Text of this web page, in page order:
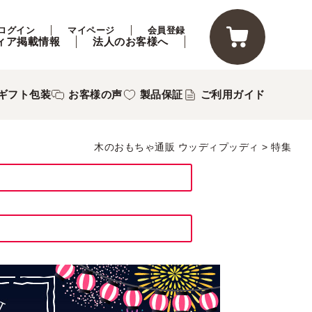
グイン マイページ 会員登録
ア掲載情報 法人のお客様へ
フト包装 お客様の声 製品保証 ご利用ガイド
木のおもちゃ通販 ウッディプッディ 特集